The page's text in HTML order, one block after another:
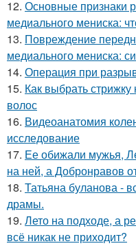
12. Основные признаки
медиального мениска:
13. Повреждение
медиального мениска:
14. Операция при
15. Как выбрать
волос
16. Видеоанатомия
исследование
17. Ее обижали мужья,
на ней, а Добронравов
18. Татьяна буланова -
драмы.
19. Лето на подходе, а
всё никак не приходит?